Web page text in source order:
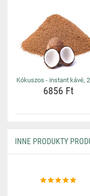
Kókuszos - instant kávé,
6856 Ft
INNE PRODUKTY